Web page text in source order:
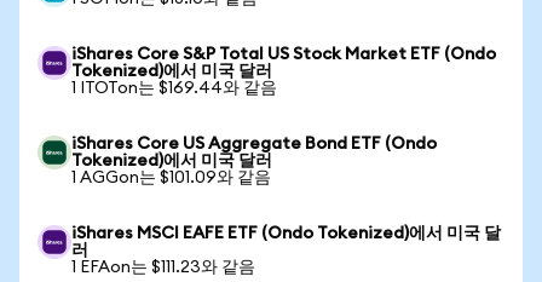
iShares Core S&P Total US Stock Market ETF (Ondo
Tokenized)에서 미국 달러
1 ITOTon는 $169.44와 같음
iShares Core US Aggregate Bond ETF (Ondo
Tokenized)에서 미국 달러
1 AGGon는 $101.09와 같음
iShares MSCI EAFE ETF (Ondo Tokenized)에서 미국 달
러
1 EFAon는 $111.23와 같음